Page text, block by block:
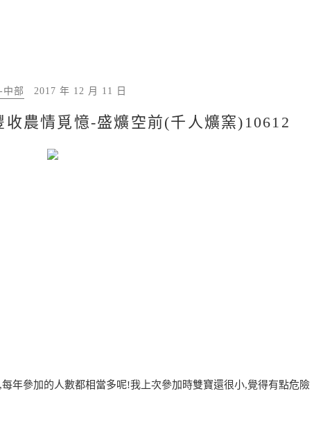
中部 2017 年 12 月 11 日
農情覓憶-盛爌空前(千人爌窯)10612
年參加的人數都相當多呢!我上次參加時雙寶還很小,覺得有點危險